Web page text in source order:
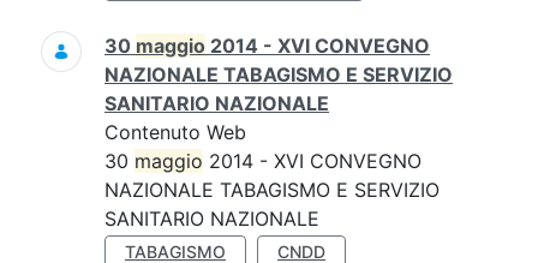
30 maggio 2014 - XVI CONVEGNO
NAZIONALE TABAGISMO E SERVIZIO
SANITARIO NAZIONALE
Contenuto Web
30 maggio 2014 - XVI CONVEGNO
NAZIONALE TABAGISMO E SERVIZIO
SANITARIO NAZIONALE
TABAGISMO
CNDD